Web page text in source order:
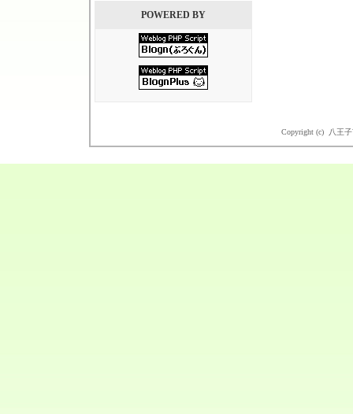
POWERED BY
Copyright (c) 八王